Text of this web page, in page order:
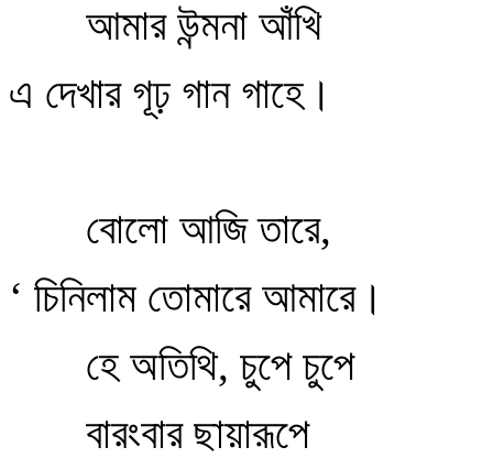
আমার উন্মনা আঁখি
এ দেখার গূঢ় গান গাহে।
বোলো আজি তারে,
‘ চিনিলাম তোমারে আমারে।
হে অতিথি, চুপে চুপে
বারংবার ছায়ারূপে